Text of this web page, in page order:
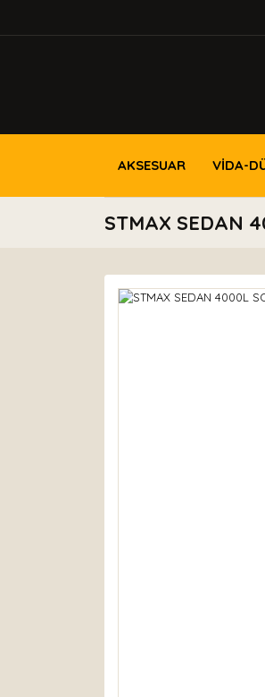
AKSESUAR VİDA-
STMAX SEDAN